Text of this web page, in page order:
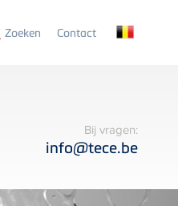
Zoeken Secondary
Contact
Bij vragen:
info@tece.be